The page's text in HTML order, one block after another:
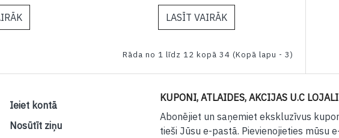
LASĪT VAIRĀK
Rāda no 1 līdz 12 kopā 34 (Kopā lapu - 3)
Ieiet kontā
Nosūtīt ziņu
KUPONI, ATLAIDES, AKCIJAS U.C
Abonējiet un saņemiet ekskluzīvus
tieši Jūsu e-pastā. Pievienojieties mūsu